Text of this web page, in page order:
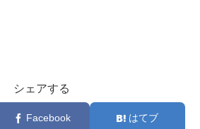
シェアする
Facebook はてブ